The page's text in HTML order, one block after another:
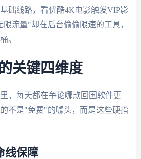
础线路，看优酷4K电影触发VIP影
流量"却在后台偷偷限速的工具，
。
关键四维度
，每天都在争论哪款回国软件更
不是"免费"的噱头，而是这些硬指
线保障